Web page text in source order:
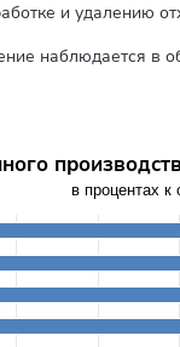
и удалению
наблюдается в
Индекс промышленного